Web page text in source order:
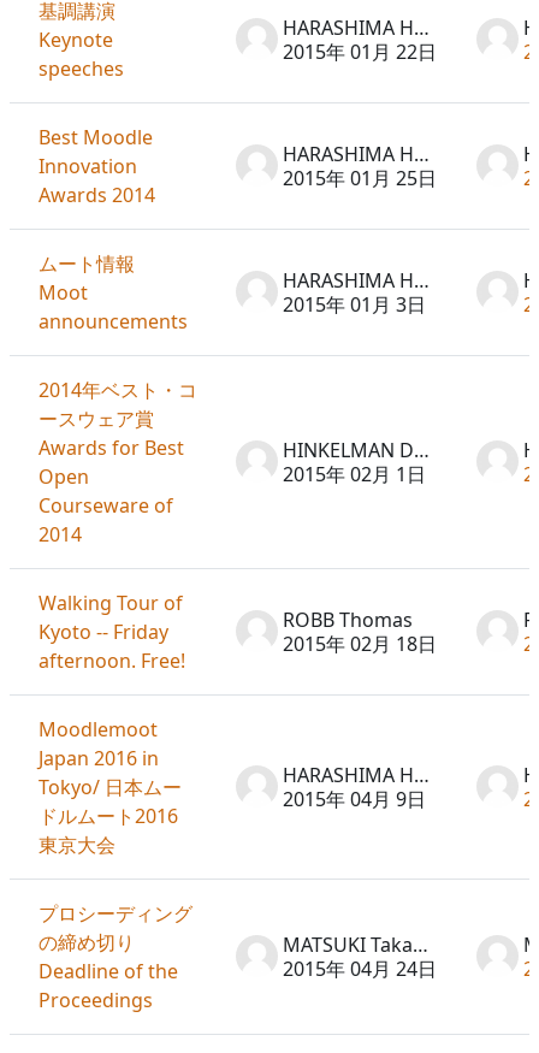
基調講演
Keynote
speeches
HARASHIMA Hideto
2015年 01月 22日
Best Moodle
Innovation
Awards 2014
HARASHIMA Hideto
2015年 01月 25日
ムート情報
Moot
announcements
HARASHIMA Hideto
2015年 01月 3日
2014年ベスト・コ
ースウェア賞
Awards for Best
Open
Courseware of
2014
HINKELMAN Don
2015年 02月 1日
Walking Tour of
Kyoto -- Friday
afternoon. Free!
ROBB Thomas
2015年 02月 18日
Moodlemoot
Japan 2016 in
Tokyo/ 日本ムー
ドルムート2016
東京大会
HARASHIMA Hideto
2015年 04月 9日
プロシーディング
の締め切り
Deadline of the
Proceedings
MATSUKI Takayuki
2015年 04月 24日